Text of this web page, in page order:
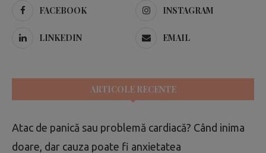
FACEBOOK INSTAGRAM
LINKEDIN EMAIL
ARTICOLE RECENTE
Atac de panică sau problemă cardiacă? Când inima
doare, dar cauza poate fi anxietatea